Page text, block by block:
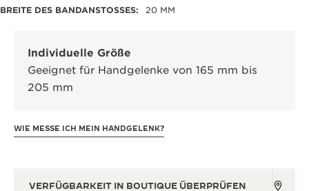
JAEGER-LECOULTRE GARANTIE
ZEITMESSER GARANTIE
DIE AUSSTELLUNG „THE PERPETUAL
THE DREAM SHAPER
EXZELLENZ: MEHR ALS 190 JAHRE EXPERTISE
RAFFINESSE: MEHR ALS 1.400 KALIBER
BREITE DES BANDANSTOSSES:
20 MM
Individuelle Größe
Geeignet für Handgelenke von 165 mm bis
205 mm
WIE MESSE ICH MEIN HANDGELENK?
VERFÜGBARKEIT IN BOUTIQUE ÜBERPRÜFEN